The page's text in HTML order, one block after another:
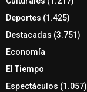
Deportes (1.425)
Destacadas (3.751)
Economía
El Tiempo
Espectáculos (1.057)